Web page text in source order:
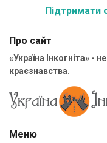
Підтримати
Про сайт
«Україна Інкогніта» -
краєзнавства.
Меню